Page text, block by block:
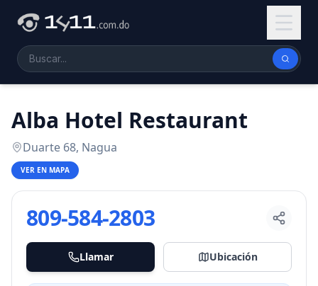
Alba Hotel Restaurant
Duarte 68, Nagua
VER EN MAPA
809-584-2803
Llamar Ubicación